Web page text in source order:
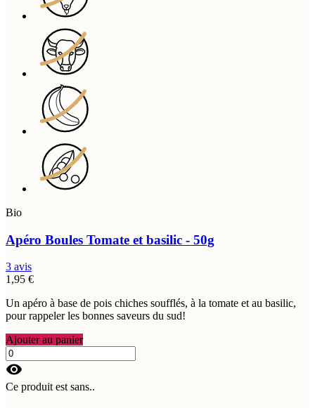
Bio
Apéro Boules Tomate et basilic - 50g
3 avis
1,95 €
Un apéro à base de pois chiches soufflés, à la tomate et au basilic,
pour rappeler les bonnes saveurs du sud!
Ajouter au panier
visibility
Ce produit est sans..